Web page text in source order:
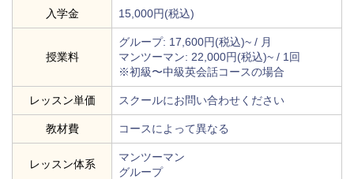
入学金 15,000円(税込)
授業料
グループ: 17,600円(税込)~ / 月
マンツーマン: 22,000円(税込)~ / 1回
※初級〜中級英会話コースの場合
レッスン単価 スクールにお問い合わせください
教材費 コースによって異なる
レッスン体系
マンツーマン
グループ